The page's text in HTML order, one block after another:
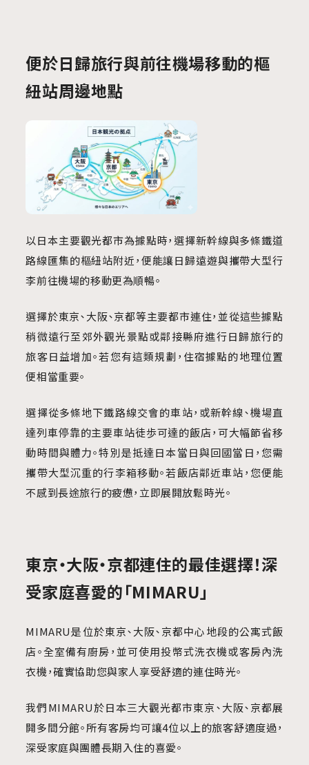
便於日歸旅行與前往機場移動的樞
紐站周邊地點
以日本主要觀光都市為據點時，選擇新幹線與多條鐵道
路線匯集的樞紐站附近，便能讓日歸遠遊與攜帶大型行
李前往機場的移動更為順暢。
選擇於東京、大阪、京都等主要都市連住，並從這些據點
稍微遠行至郊外觀光景點或鄰接縣府進行日歸旅行的
旅客日益增加。若您有這類規劃，住宿據點的地理位置
便相當重要。
選擇從多條地下鐵路線交會的車站，或新幹線、機場直
達列車停靠的主要車站徒歩可達的飯店，可大幅節省移
動時間與體力。特別是抵達日本當日與回國當日，您需
攜帶大型沉重的行李箱移動。若飯店鄰近車站，您便能
不感到長途旅行的疲憊，立即展開放鬆時光。
東京・大阪・京都連住的最佳選擇！深
受家庭喜愛的「MIMARU」
MIMARU是位於東京、大阪、京都中心地段的公寓式飯
店。全室備有廚房，並可使用投幣式洗衣機或客房內洗
衣機，確實協助您與家人享受舒適的連住時光。
我們MIMARU於日本三大觀光都市東京、大阪、京都展
開多間分館。所有客房均可讓4位以上的旅客舒適度過，
深受家庭與團體長期入住的喜愛。